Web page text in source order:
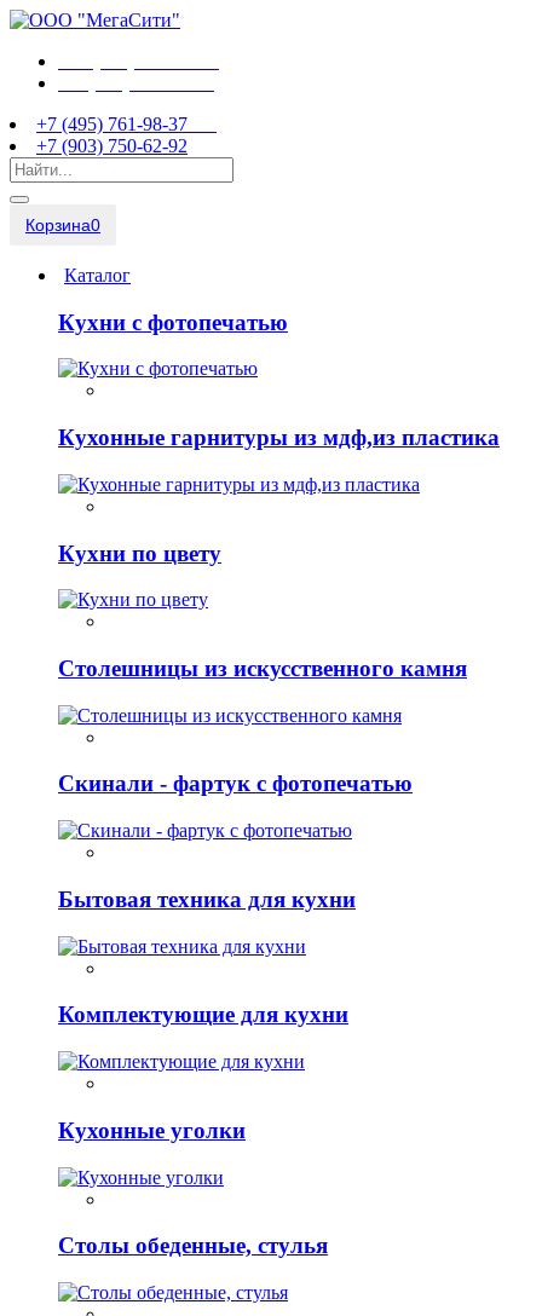
+7 (495) 761-98-37
+7 (903) 750-62-92
Корзина0
Каталог
Кухни с фотопечатью
Кухонные гарнитуры из мдф,из пластика
Кухни по цвету
Столешницы из искусственного камня
Скинали - фартук с фотопечатью
Бытовая техника для кухни
Комплектующие для кухни
Кухонные уголки
Столы обеденные, стулья